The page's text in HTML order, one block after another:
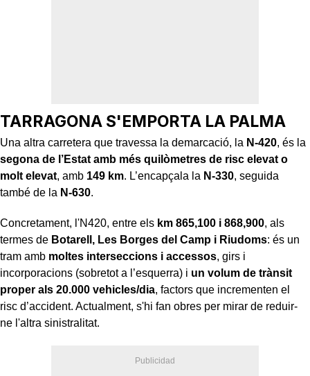
TARRAGONA S'EMPORTA LA PALMA
Una altra carretera que travessa la demarcació, la N-420, és la
segona de l’Estat amb més quilòmetres de risc elevat o
molt elevat, amb 149 km. L’encapçala la N-330, seguida
també de la N-630.
Concretament, l'N420, entre els km 865,100 i 868,900, als
termes de Botarell, Les Borges del Camp i Riudoms: és un
tram amb moltes interseccions i accessos, girs i
incorporacions (sobretot a l’esquerra) i un volum de trànsit
proper als 20.000 vehicles/dia, factors que incrementen el
risc d’accident. Actualment, s'hi fan obres per mirar de reduir-
ne l'altra sinistralitat.